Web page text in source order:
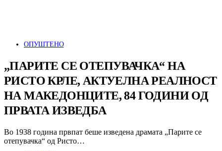
ОПУШТЕНО
„ПАРИТЕ СЕ ОТЕПУВАЧКА“ НА
РИСТО КРЛЕ, АКТУЕЛНА РЕАЛНОСТ
НА МАКЕДОНЦИТЕ, 84 ГОДИНИ ОД
ПРВАТА ИЗВЕДБА
Во 1938 година првпат беше изведена драмата „Парите се
отепувачка“ од Ристо…